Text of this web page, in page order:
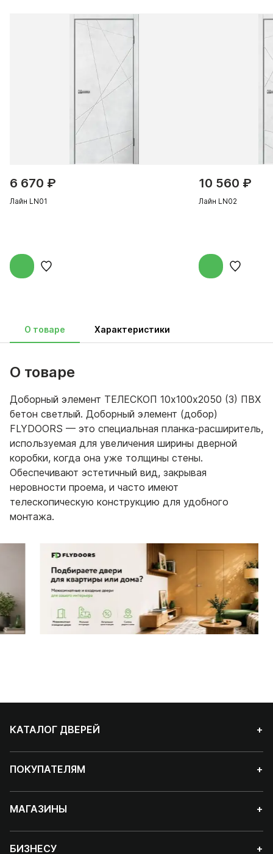
6 670 ₽
Лайн LN01
10 560 ₽
Лайн LN02
О товаре Характеристики
О товаре
Доборный элемент ТЕЛЕСКОП 10х100х2050 (3) ПВХ
бетон светлый. Доборный элемент (добор)
FLYDOORS — это специальная планка-расширитель,
используемая для увеличения ширины дверной
коробки, когда она уже толщины стены.
Обеспечивают эстетичный вид, закрывая
неровности проема, и часто имеют
телескопическую конструкцию для удобного
монтажа.
КАТАЛОГ ДВЕРЕЙ +
ПОКУПАТЕЛЯМ +
МАГАЗИНЫ +
БИЗНЕСУ +